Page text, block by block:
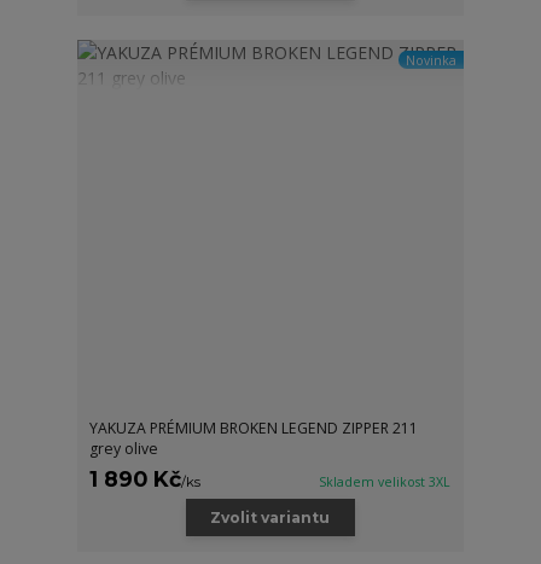
Novinka
YAKUZA PRÉMIUM BROKEN LEGEND ZIPPER 211
grey olive
1 890 Kč/ks Skladem velikost 3XL
Zvolit variantu